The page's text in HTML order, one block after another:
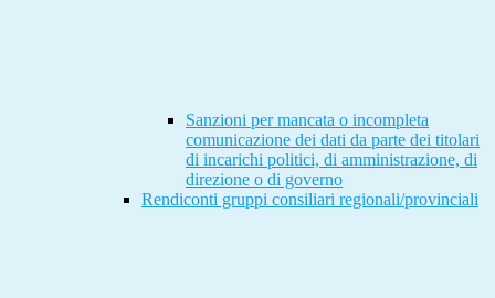
Sanzioni per mancata o incompleta
comunicazione dei dati da parte dei titolari
di incarichi politici, di amministrazione, di
direzione o di governo
Rendiconti gruppi consiliari regionali/provinciali